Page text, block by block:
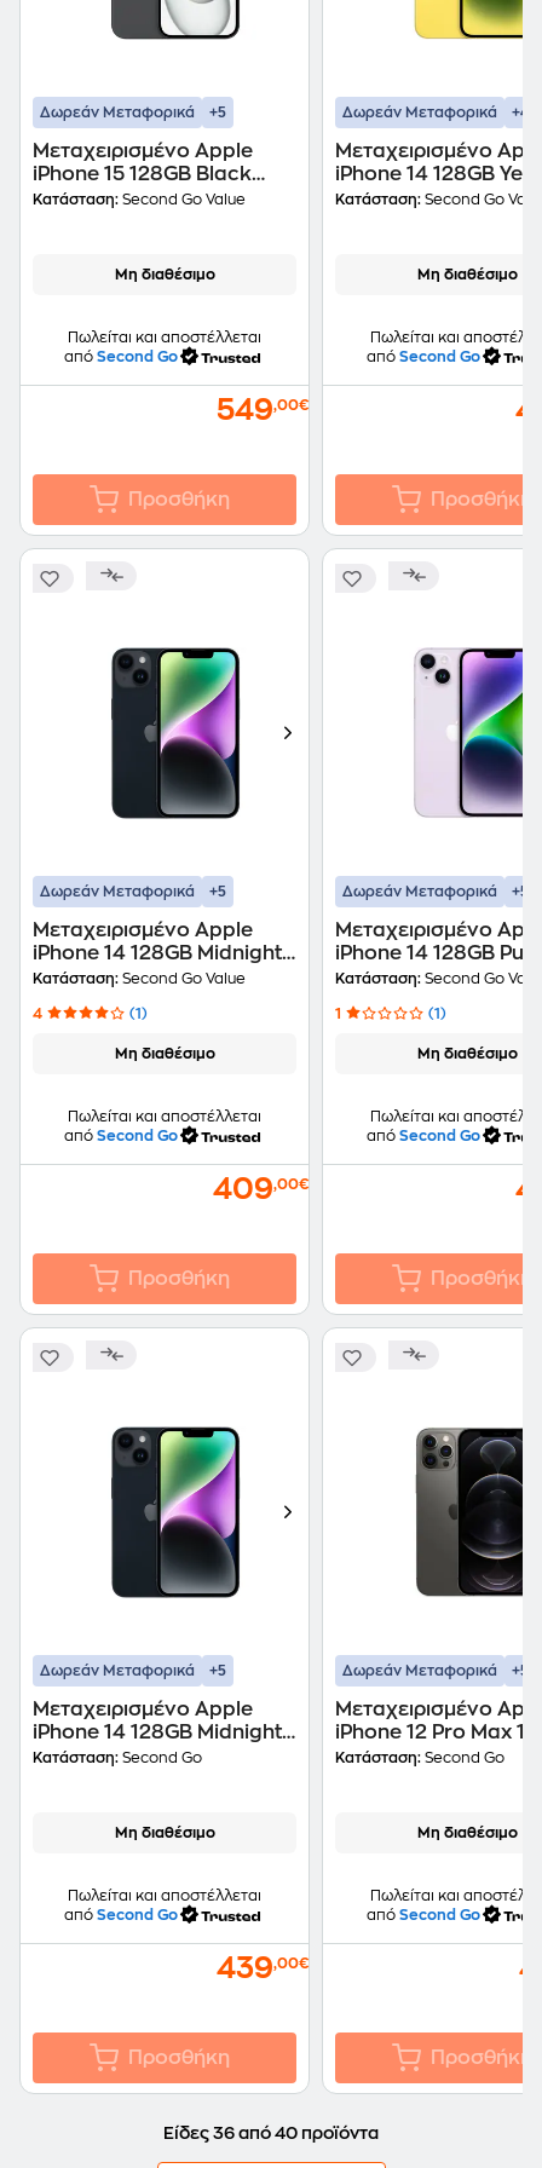
Δωρεάν Μεταφορικά +5
Μεταχειρισμένο Apple
iPhone 15 128GB Black
second go value Certified
Κατάσταση: Second Go Value
Μη διαθέσιμο
Πωλείται και αποστέλλεται
από Second Go
549,00€
Προσθήκη
Δωρεάν Μεταφορικά +4
Μεταχειρισμένο
iPhone 14 128GB
second go value
Κατάσταση: Second Go
Μη διαθέσιμο
Πωλείται και
από Second Go
Προσθήκη
Δωρεάν Μεταφορικά +5
Μεταχειρισμένο Apple
iPhone 14 128GB Midnight
second go value Certified
Κατάσταση: Second Go Value
4 (1)
Μη διαθέσιμο
Πωλείται και αποστέλλεται
από Second Go
409,00€
Προσθήκη
Δωρεάν Μεταφορικά +5
Μεταχειρισμένο
iPhone 14 128GB
second go value
Κατάσταση: Second Go
1 (1)
Μη διαθέσιμο
Πωλείται και
από Second Go
Προσθήκη
Δωρεάν Μεταφορικά +5
Μεταχειρισμένο Apple
iPhone 14 128GB Midnight
second go Certified by
Κατάσταση: Second Go
Μη διαθέσιμο
Πωλείται και αποστέλλεται
από Second Go
439,00€
Προσθήκη
Δωρεάν Μεταφορικά +5
Μεταχειρισμένο
iPhone 12 Pro Max
Graphite second go
Κατάσταση: Second Go
Μη διαθέσιμο
Πωλείται και
από Second Go
Προσθήκη
Είδες 36 από 40 προϊόντα